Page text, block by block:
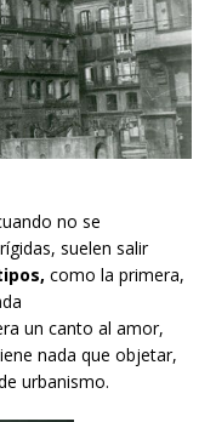
no se
suelen salir
como la primera,
un canto al amor,
nada que objetar,
urbanismo.